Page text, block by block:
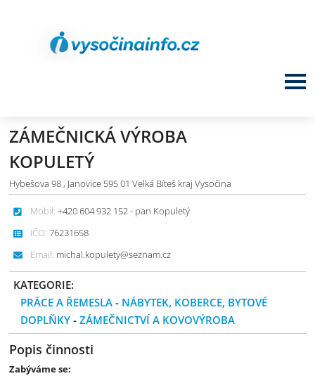
ZÁMEČNICKÁ VÝROBA
KOPULETÝ
Hybešova 98 , Janovice 595 01 Velká Bíteš kraj Vysočina
Mobil: +420 604 932 152 - pan Kopuletý
IČO: 76231658
Email: michal.kopulety@seznam.cz
KATEGORIE:
PRÁCE A ŘEMESLA - NÁBYTEK, KOBERCE, BYTOVÉ
DOPLŇKY -ZÁMEČNICTVÍ A KOVOVÝROBA
Popis činnosti
Zabýváme se: